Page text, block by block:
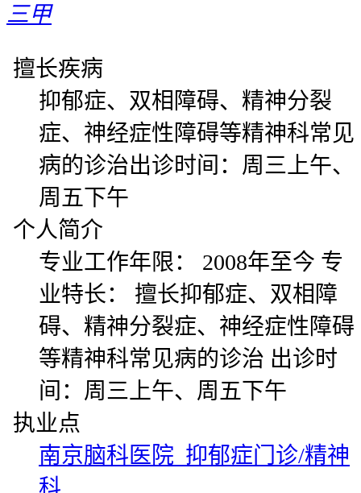
三甲
擅长疾病
抑郁症、双相障碍、精神分裂
症、神经症性障碍等精神科常见
病的诊治出诊时间：周三上午、
周五下午
个人简介
专业工作年限： 2008年至今 专
业特长： 擅长抑郁症、双相障
碍、精神分裂症、神经症性障碍
等精神科常见病的诊治 出诊时
间：周三上午、周五下午
执业点
南京脑科医院 抑郁症门诊/精神
科